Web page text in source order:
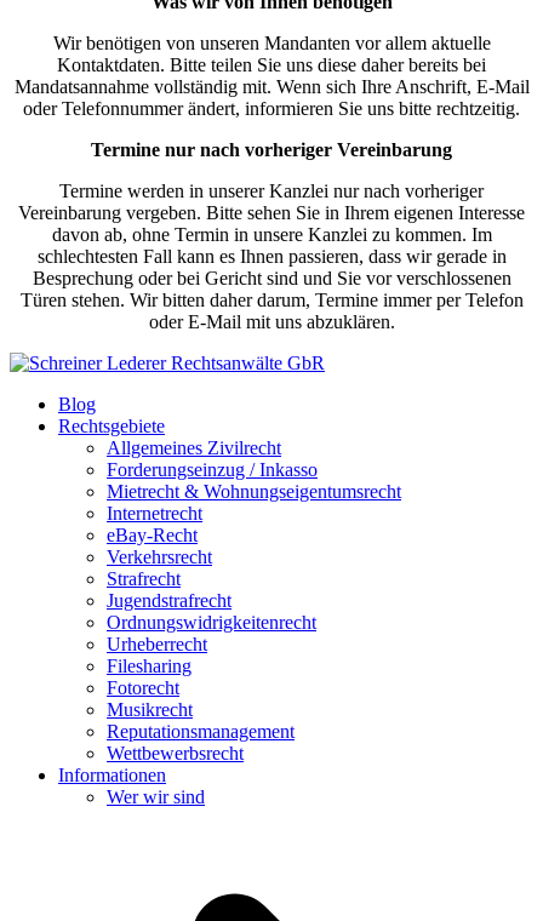
Wir benötigen von unseren Mandanten vor allem aktuelle
Kontaktdaten. Bitte teilen Sie uns diese daher bereits bei
Mandatsannahme vollständig mit. Wenn sich Ihre Anschrift, E-Mail
oder Telefonnummer ändert, informieren Sie uns bitte rechtzeitig.
Termine nur nach vorheriger Vereinbarung
Termine werden in unserer Kanzlei nur nach vorheriger
Vereinbarung vergeben. Bitte sehen Sie in Ihrem eigenen Interesse
davon ab, ohne Termin in unsere Kanzlei zu kommen. Im
schlechtesten Fall kann es Ihnen passieren, dass wir gerade in
Besprechung oder bei Gericht sind und Sie vor verschlossenen
Türen stehen. Wir bitten daher darum, Termine immer per Telefon
oder E-Mail mit uns abzuklären.
Blog
Rechtsgebiete
Allgemeines Zivilrecht
Forderungseinzug / Inkasso
Mietrecht & Wohnungseigentumsrecht
Internetrecht
eBay-Recht
Verkehrsrecht
Strafrecht
Jugendstrafrecht
Ordnungswidrigkeitenrecht
Urheberrecht
Filesharing
Fotorecht
Musikrecht
Reputationsmanagement
Wettbewerbsrecht
Informationen
Wer wir sind